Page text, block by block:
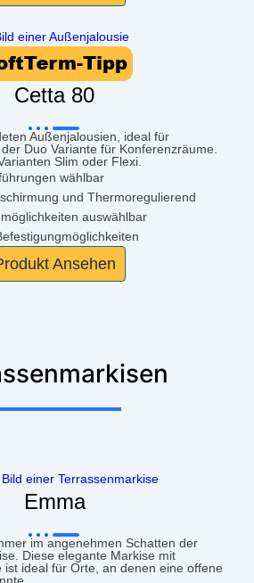
Cetta 80
Außenjalousien, ideal für
Duo Variante für Konferenzräume.
Slim oder Flexi.
wählbar
und Thermoregulierend
auswählbar
Ansehen
Emma
im angenehmen Schatten der
Diese elegante Markise mit
ideal für Orte, an denen eine offene